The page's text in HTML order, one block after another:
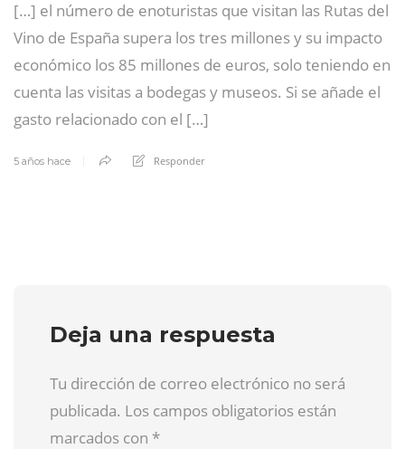
[…] el número de enoturistas que visitan las Rutas del
Vino de España supera los tres millones y su impacto
económico los 85 millones de euros, solo teniendo en
cuenta las visitas a bodegas y museos. Si se añade el
gasto relacionado con el […]
5 años hace Responder
Deja una respuesta
Tu dirección de correo electrónico no será
publicada. Los campos obligatorios están
marcados con *